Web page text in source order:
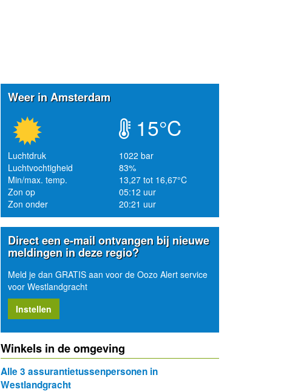
Weer in Amsterdam
15°C
Luchtdruk
1022 bar
Luchtvochtigheid
83%
Min/max. temp.
13,27 tot 16,67°C
Zon op
05:12 uur
Zon onder
20:21 uur
Direct een e-mail ontvangen bij nieuwe
meldingen in deze regio?
Meld je dan GRATIS aan voor de Oozo Alert service
voor Westlandgracht
Instellen
Winkels in de omgeving
Alle 3 assurantietussenpersonen in
Westlandgracht